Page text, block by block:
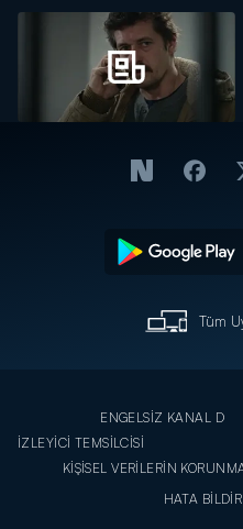
Tüm
ENGELSİZ KANAL D
İZLEYİCİ TEMSİLCİSİ
KİŞİSEL VERİLERİN
HATA BİLDİR